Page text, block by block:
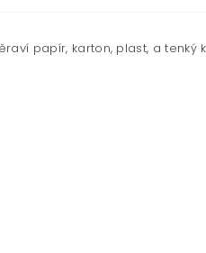
papír, karton, plast, a tenký